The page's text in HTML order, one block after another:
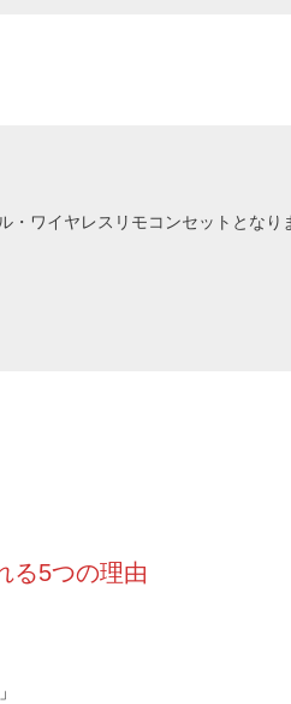
・ワイヤレスリモコンセットとなり
る5つの理由